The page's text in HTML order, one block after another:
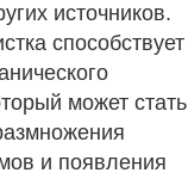
источников.
способствует
может стать
и появления